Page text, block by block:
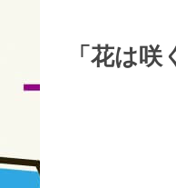
「花は